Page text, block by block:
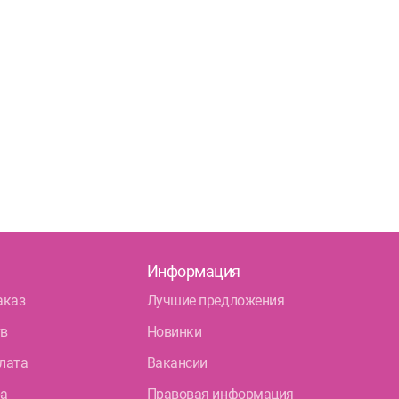
Информация
Лучшие предложения
Новинки
Вакансии
Правовая информация